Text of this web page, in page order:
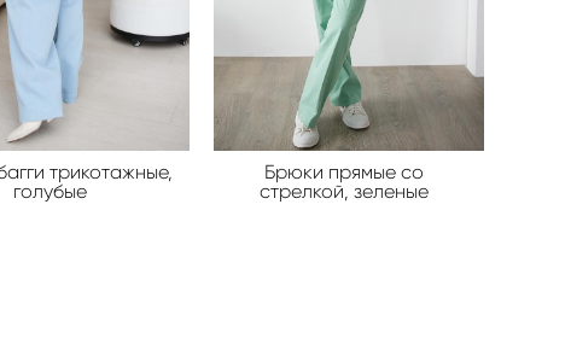
трикотажные,
голубые
Брюки прямые со
стрелкой, зеленые